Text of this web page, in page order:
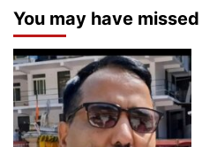
You may have missed